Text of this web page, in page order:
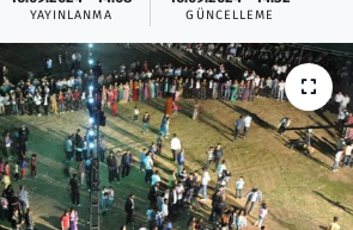
YAYINLANMA GÜNCELLEME